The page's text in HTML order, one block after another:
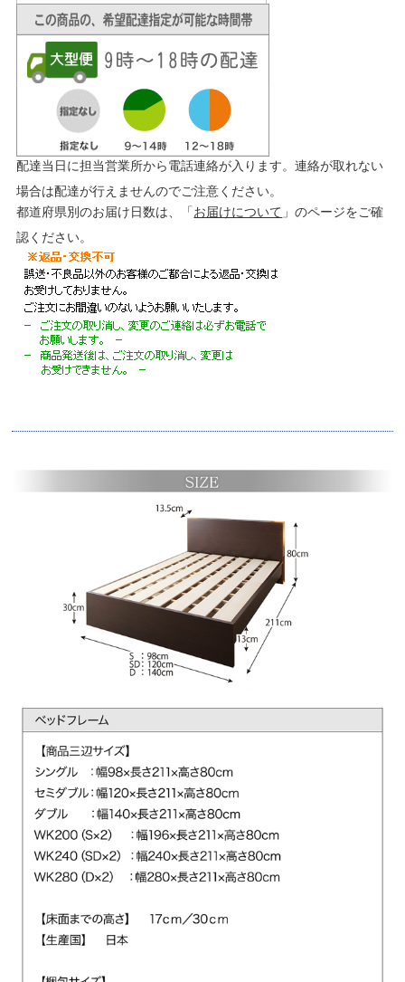
配達当日に担当営業所から電話連絡が入ります。連絡が取れない
場合は配達が行えませんのでご注意ください。
都道府県別のお届け日数は、「お届けについて 」のページをご確
認ください。